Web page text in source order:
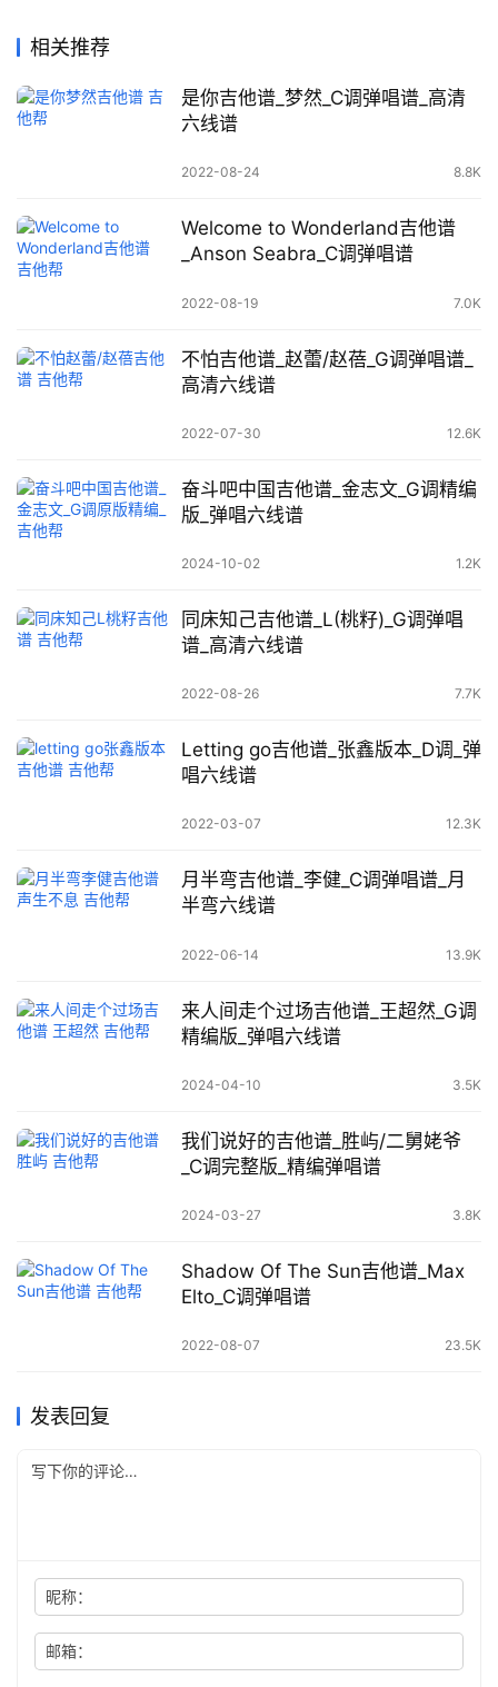
相关推荐
是你吉他谱_梦然_C调弹唱谱_高清
六线谱
2022-08-24 8.8K
Welcome to Wonderland吉他谱
_Anson Seabra_C调弹唱谱
2022-08-19 7.0K
不怕吉他谱_赵蕾/赵蓓_G调弹唱谱_
高清六线谱
2022-07-30 12.6K
奋斗吧中国吉他谱_金志文_G调精编
版_弹唱六线谱
2024-10-02 1.2K
同床知己吉他谱_L(桃籽)_G调弹唱
谱_高清六线谱
2022-08-26 7.7K
Letting go吉他谱_张鑫版本_D调_弹
唱六线谱
2022-03-07 12.3K
月半弯吉他谱_李健_C调弹唱谱_月
半弯六线谱
2022-06-14 13.9K
来人间走个过场吉他谱_王超然_G调
精编版_弹唱六线谱
2024-04-10 3.5K
我们说好的吉他谱_胜屿/二舅姥爷
_C调完整版_精编弹唱谱
2024-03-27 3.8K
Shadow Of The Sun吉他谱_Max
Elto_C调弹唱谱
2022-08-07 23.5K
发表回复
昵称：
邮箱：